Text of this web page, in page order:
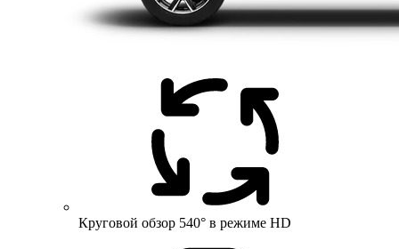
Круговой обзор 540° в режиме HD